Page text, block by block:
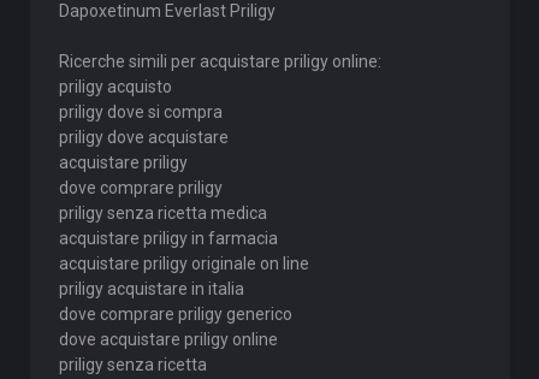
Dapoxetinum Everlast Priligy
Ricerche simili per acquistare priligy online:
priligy acquisto
priligy dove si compra
priligy dove acquistare
acquistare priligy
dove comprare priligy
priligy senza ricetta medica
acquistare priligy in farmacia
acquistare priligy originale on line
priligy acquistare in italia
dove comprare priligy generico
dove acquistare priligy online
priligy senza ricetta